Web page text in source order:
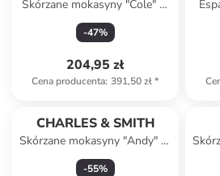
Skórzane mokasyny "Cole" w
kolorze szarym
-47%
204,95 zł
Cena producenta: 391,50 zł*
CHARLES & SMITH
Skórzane mokasyny "Andy" w
kolorze granatowym
-55%